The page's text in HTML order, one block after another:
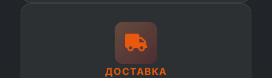
ДОСТАВКА